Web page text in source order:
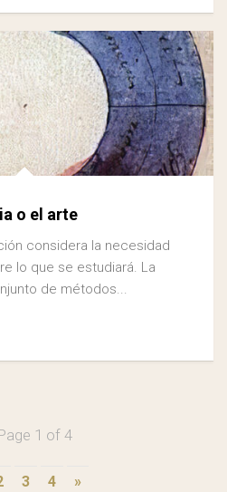
o el arte
considera la necesidad
lo que se estudiará. La
de métodos...
1 of 4
3 4 »